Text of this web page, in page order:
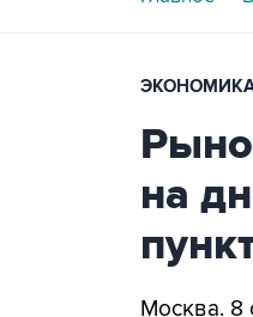
на
Москва. 8